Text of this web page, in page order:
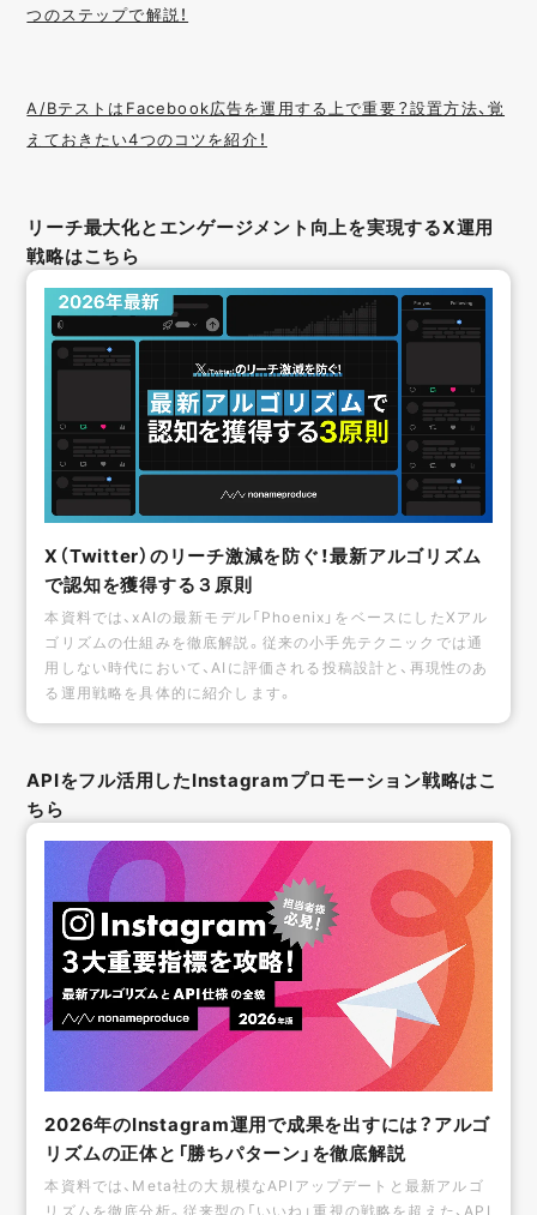
つのステップで解説！
A/BテストはFacebook広告を運用する上で重要？設置方法、覚
えておきたい4つのコツを紹介！
リーチ最大化とエンゲージメント向上を実現するX運用
戦略はこちら
X（Twitter）のリーチ激減を防ぐ！最新アルゴリズム
で認知を獲得する３原則
本資料では、xAIの最新モデル「Phoenix」をベースにしたXアル
ゴリズムの仕組みを徹底解説。従来の小手先テクニックでは通
用しない時代において、AIに評価される投稿設計と、再現性のあ
る運用戦略を具体的に紹介します。
APIをフル活用したInstagramプロモーション戦略はこ
ちら
2026年のInstagram運用で成果を出すには？アルゴ
リズムの正体と「勝ちパターン」を徹底解説
本資料では、Meta社の大規模なAPIアップデートと最新アルゴ